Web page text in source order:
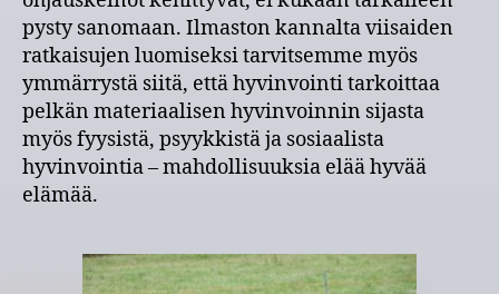
pysty sanomaan. Ilmaston kannalta viisaiden
ratkaisujen luomiseksi tarvitsemme myös
ymmärrystä siitä, että hyvinvointi tarkoittaa
pelkän materiaalisen hyvinvoinnin sijasta
myös fyysistä, psyykkistä ja sosiaalista
hyvinvointia – mahdollisuuksia elää hyvää
elämää.